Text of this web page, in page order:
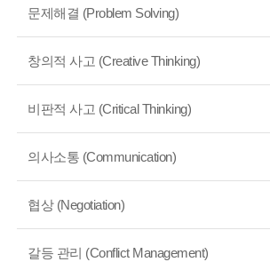
문제해결 (Problem Solving)
창의적 사고 (Creative Thinking)
비판적 사고 (Critical Thinking)
의사소통 (Communication)
협상 (Negotiation)
갈등 관리 (Conflict Management)